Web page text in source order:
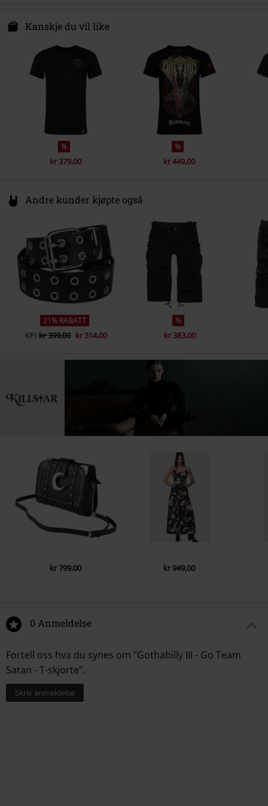
Säntisstraße 89
eu@killstar.com
Kanskje du vil like
%
kr 379,00
%
kr 449,00
Andre kunder kjøpte også
21% RABATT
KPI kr 399,00 kr 314,00
%
kr 383,00
kr 799,00 kr 949,00
0 Anmeldelse
Fortell oss hva du synes om "Gothabilly III - Go Team
Satan - T-skjorte".
Skriv anmeldelse